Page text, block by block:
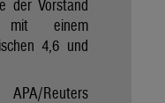
der Vorstand
mit einem
4,6 und
APA/Reuters